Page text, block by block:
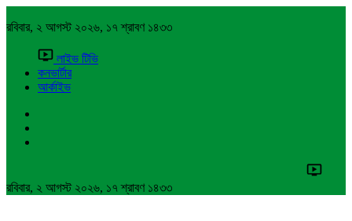
রবিবার, ২ আগস্ট ২০২৬, ১৭ শ্রাবণ ১৪৩৩
লাইভ টিভি
কনভার্টার
আর্কাইভ
রবিবার, ২ আগস্ট ২০২৬, ১৭ শ্রাবণ ১৪৩৩